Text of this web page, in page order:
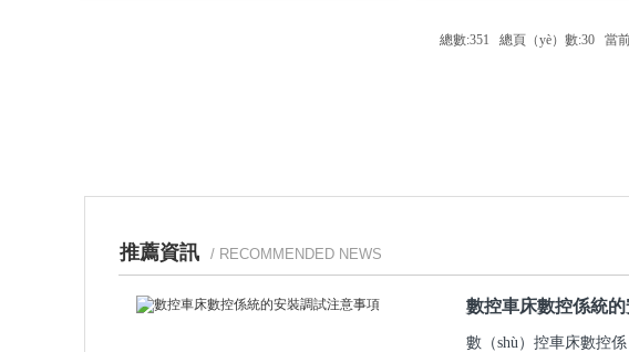
總數:351 總頁（yè）數:30 當
推薦資訊 / RECOMMENDED NEWS
數控車床數控係統
數（shù）控車床數控